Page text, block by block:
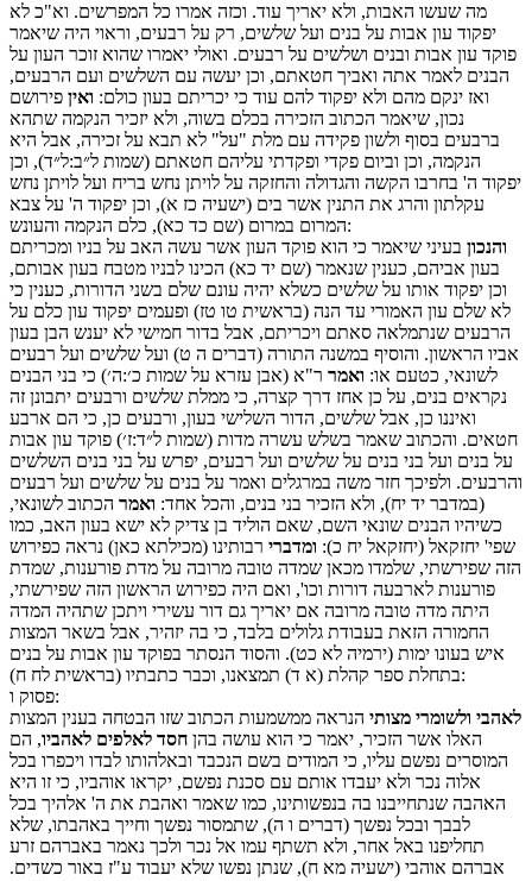
מה שעשו האבות, ולא יאריך עוד. וכזה אמרו כל המפרשים. וא"כ לא
יפקוד עון אבות על בנים ועל שלשים, רק על רבעים, וראוי היה שיאמר
פוקד עון אבות ובנים ושלשים על רבעים. ואולי יאמרו שהוא זוכר העון על
הבנים לאמר אתה ואביך חטאתם, וכן יעשה עם השלשים ועם הרבעים,
ואז ינקם מהם ולא יפקוד להם עוד כי יכריתם בעון כולם: ואין פירושם
נכון, שיאמר הכתוב הזכירה בכלם בשוה, ולא יזכיר הנקמה שתהא
ברבעים בסוף ולשון פקידה עם מלת "על" לא תבא על זכירה, אבל היא
הנקמה, וכן וביום פקדי ופקדתי עליהם חטאתם (שמות ל״ב:ל״ד), וכן
יפקוד ה' בחרבו הקשה והגדולה והחזקה על לויתן נחש בריח ועל לויתן נחש
עקלתון והרג את התנין אשר בים (ישעיה כז א), וכן יפקוד ה' על צבא
המרום במרום (שם כד כא), כלם הנקמה והעונש:
והנכון בעיני שיאמר כי הוא פוקד העון אשר עשה האב על בניו ומכריתם
בעון אביהם, כענין שנאמר (שם יד כא) הכינו לבניו מטבח בעון אבותם,
וכן יפקוד אותו על שלשים כשלא יהיה עונם שלם בשני הדורות, כענין כי
לא שלם עון האמורי עד הנה (בראשית טו טז) ופעמים יפקוד עון כלם על
הרבעים שנתמלאה סאתם ויכריתם, אבל בדור חמישי לא יענש הבן בעון
אביו הראשון. והוסיף במשנה התורה (דברים ה ט) ועל שלשים ועל רבעים
לשונאי, כטעם או: ואמר ר"א (אבן עזרא על שמות כ׳:ה׳) כי בני הבנים
נקראים בנים, על כן אחז דרך קצרה, כי ממלת שלשים ורבעים יתבונן זה
ואיננו כן, אבל שלשים, הדור השלישי בעון, ורבעים כן, כי הם ארבע
חטאים. והכתוב שאמר בשלש עשרה מדות (שמות ל״ד:ז׳) פוקד עון אבות
על בנים ועל בני בנים על שלשים ועל רבעים, יפרש על בני בנים השלשים
והרבעים. ולפיכך חזר משה במרגלים ואמר על בנים על שלשים ועל רבעים
(במדבר יד יח), ולא הזכיר בני בנים, והכל אחד: ואמר הכתוב לשונאי,
כשיהיו הבנים שונאי השם, שאם הוליד בן צדיק לא ישא בעון האב, כמו
שפי' יחזקאל (יחזקאל יח כ): ומדברי רבותינו (מכילתא כאן) נראה כפירוש
הזה שפירשתי, שלמדו מכאן שמדה טובה מרובה על מדת פורענות, שמדת
פורענות לארבעה דורות וכו', ואם היה כפירוש הראשון הזה שפירשתי,
היתה מדה טובה מרובה אם יאריך גם דור עשירי ויתכן שתהיה המדה
החמורה הזאת בעבודת גלולים בלבד, כי בה יזהיר, אבל בשאר המצות
איש בעונו ימות (ירמיה לא כט). והסוד הנסתר בפוקד עון אבות על בנים
בתחלת ספר קהלת (א ד) תמצאנו, וכבר כתבתיו (בראשית לח ח):
פסוק ו
:
לאהבי ולשומרי מצותי הנראה ממשמעות הכתוב שזו הבטחה בענין המצות
האלו אשר הזכיר, יאמר כי הוא עושה בהן חסד לאלפים לאהביו, הם
המוסרים נפשם עליו, כי המודים בשם הנכבד ובאלהותו לבדו ויכפרו בכל
אלוה נכר ולא יעבדו אותם עם סכנת נפשם, יקראו אוהביו, כי זו היא
האהבה שנתחייבנו בה בנפשותינו, כמו שאמר ואהבת את ה' אלהיך בכל
לבבך ובכל נפשך (דברים ו ה), שתמסור נפשך וחייך באהבתו, שלא
תחליפנו באל אחר, ולא תשתף עמו אל נכר ולכך נאמר באברהם זרע
אברהם אוהבי (ישעיה מא ח), שנתן נפשו שלא יעבוד ע"ז באור כשדים.